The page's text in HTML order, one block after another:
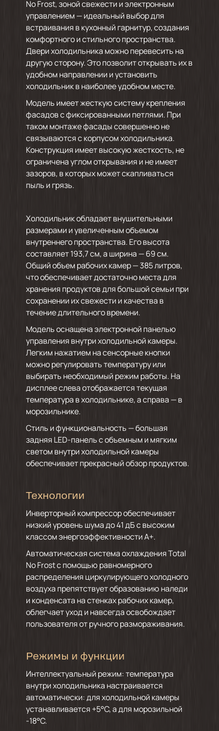
No Frost, зоной свежести и электронным
управлением — идеальный выбор для
встраивания в кухонный гарнитур, создания
комфортного и стильного пространства.
Двери холодильника можно перевесить на
другую сторону. Это позволит открывать их в
удобном направлении и установить
холодильник в наиболее удобном месте.
Модель имеет жесткую систему крепления
фасадов с фиксированными петлями. При
таком монтаже фасады совершенно не
связываются с корпусом холодильника.
Конструкция имеет высокую жесткость, не
ограничена углом открывания и не имеет
зазоров, в которых может скапливаться
пыль и грязь.
Холодильник обладает внушительными
размерами и увеличенным объемом
внутреннего пространства. Его высота
составляет 193,7 см, а ширина — 69 см.
Общий объем рабочих камер — 385 литров,
что обеспечивает достаточно места для
хранения продуктов для большой семьи при
сохранении их свежести и качества в
течение длительного времени.
Модель оснащена электронной панелью
управления внутри холодильной камеры.
Легким нажатием на сенсорные кнопки
можно регулировать температуру или
выбирать необходимый режим работы. На
дисплее слева отображается текущая
температура в холодильнике, а справа — в
морозильнике.
Стиль и функциональность — большая
задняя LED-панель с объемным и мягким
светом внутри холодильной камеры
обеспечивает прекрасный обзор продуктов.
Технологии
Инверторный компрессор обеспечивает
низкий уровень шума до 41 дБ с высоким
классом энергоэффективности А+.
Автоматическая система охлаждения Total
No Frost с помощью равномерного
распределения циркулирующего холодного
воздуха препятствует образованию наледи
и конденсата на стенках рабочих камер,
облегчает уход и навсегда освобождает
пользователя от ручного размораживания.
Режимы и функции
Интеллектуальный режим: температура
внутри холодильника настраивается
автоматически: для холодильной камеры
устанавливается +5°С, а для морозильной
-18°С.